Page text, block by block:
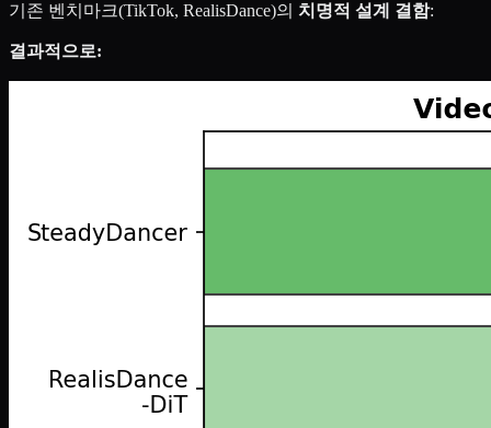
기존 벤치마크(TikTok, RealisDance)의 치명적 설계 결함:
결과적으로: